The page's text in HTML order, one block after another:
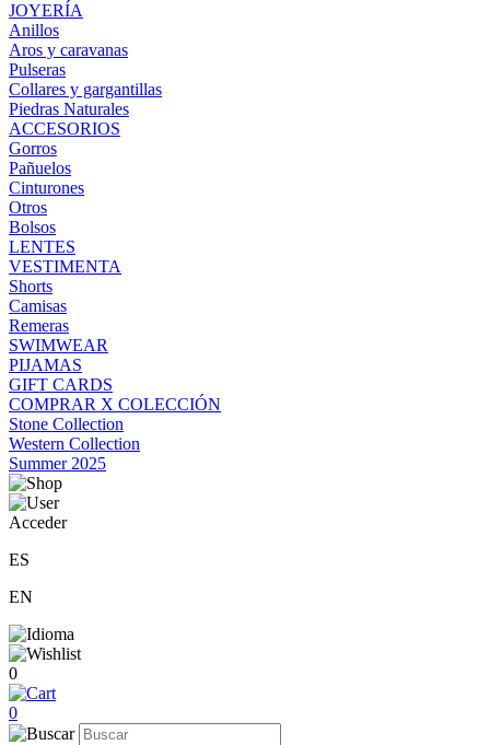
JOYERÍA
Anillos
Aros y caravanas
Pulseras
Collares y gargantillas
Piedras Naturales
ACCESORIOS
Gorros
Pañuelos
Cinturones
Otros
Bolsos
LENTES
VESTIMENTA
Shorts
Camisas
Remeras
SWIMWEAR
PIJAMAS
GIFT CARDS
COMPRAR X COLECCIÓN
Stone Collection
Western Collection
Summer 2025
Acceder
ES
EN
0
0